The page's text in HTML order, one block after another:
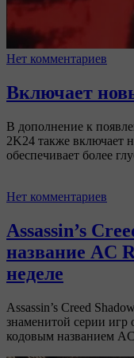
Нет комментариев
Включает
В дополнение к
2K24 также включает
обеспечивает более
Нет комментариев
Assassin’s
название AC
неделе
Assassin’s Creed
знаменитой серии игр
кодовым названием